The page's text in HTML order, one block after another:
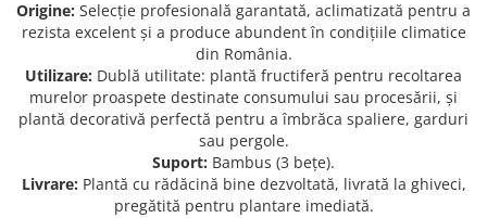
Seminte de Ierburi
Seminte de Legume/Fructe
Origine: Selecție profesională garantată, aclimatizată pentru a
rezista excelent și a produce abundent în condițiile climatice
din România.
Utilizare: Dublă utilitate: plantă fructiferă pentru recoltarea
murelor proaspete destinate consumului sau procesării, și
plantă decorativă perfectă pentru a îmbrăca spaliere, garduri
sau pergole.
Suport: Bambus (3 bețe).
Livrare: Plantă cu rădăcină bine dezvoltată, livrată la ghiveci,
pregătită pentru plantare imediată.